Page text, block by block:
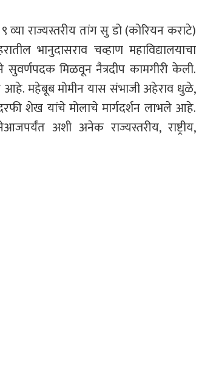
राज्यस्तरीय तांग सु डो (कोरियन कराटे)
भानुदासराव चव्हाण महाविद्यालयाचा
सुवर्णपदक मिळवून नैत्रदीप कामगीरी केली.
आहे. महेबूब मोमीन यास संभाजी अहेराव धुळे,
शेख यांचे मोलाचे मार्गदर्शन लाभले आहे.
अशी अनेक राज्यस्तरीय, राष्ट्रीय,